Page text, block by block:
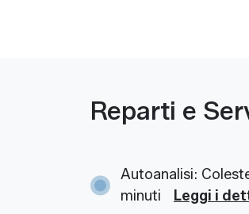
Reparti e
Autoanalisi:
minuti
Leggi i